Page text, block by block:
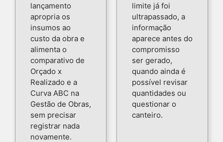
lançamento
apropria os
insumos ao
custo da obra e
alimenta o
comparativo de
Orçado x
Realizado e a
Curva ABC na
Gestão de Obras,
sem precisar
registrar nada
novamente.
limite já foi
ultrapassado, a
informação
aparece antes do
compromisso
ser gerado,
quando ainda é
possível revisar
quantidades ou
questionar o
canteiro.